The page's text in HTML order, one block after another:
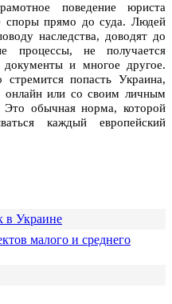
поведение юриста
споры прямо до суда. Людей
наследства, доводят до
процессы, не получается
документы и многое другое.
попасть Украина,
онлайн или со своим личным
обычная норма, которой
каждый европейский
в Украине
малого и среднего